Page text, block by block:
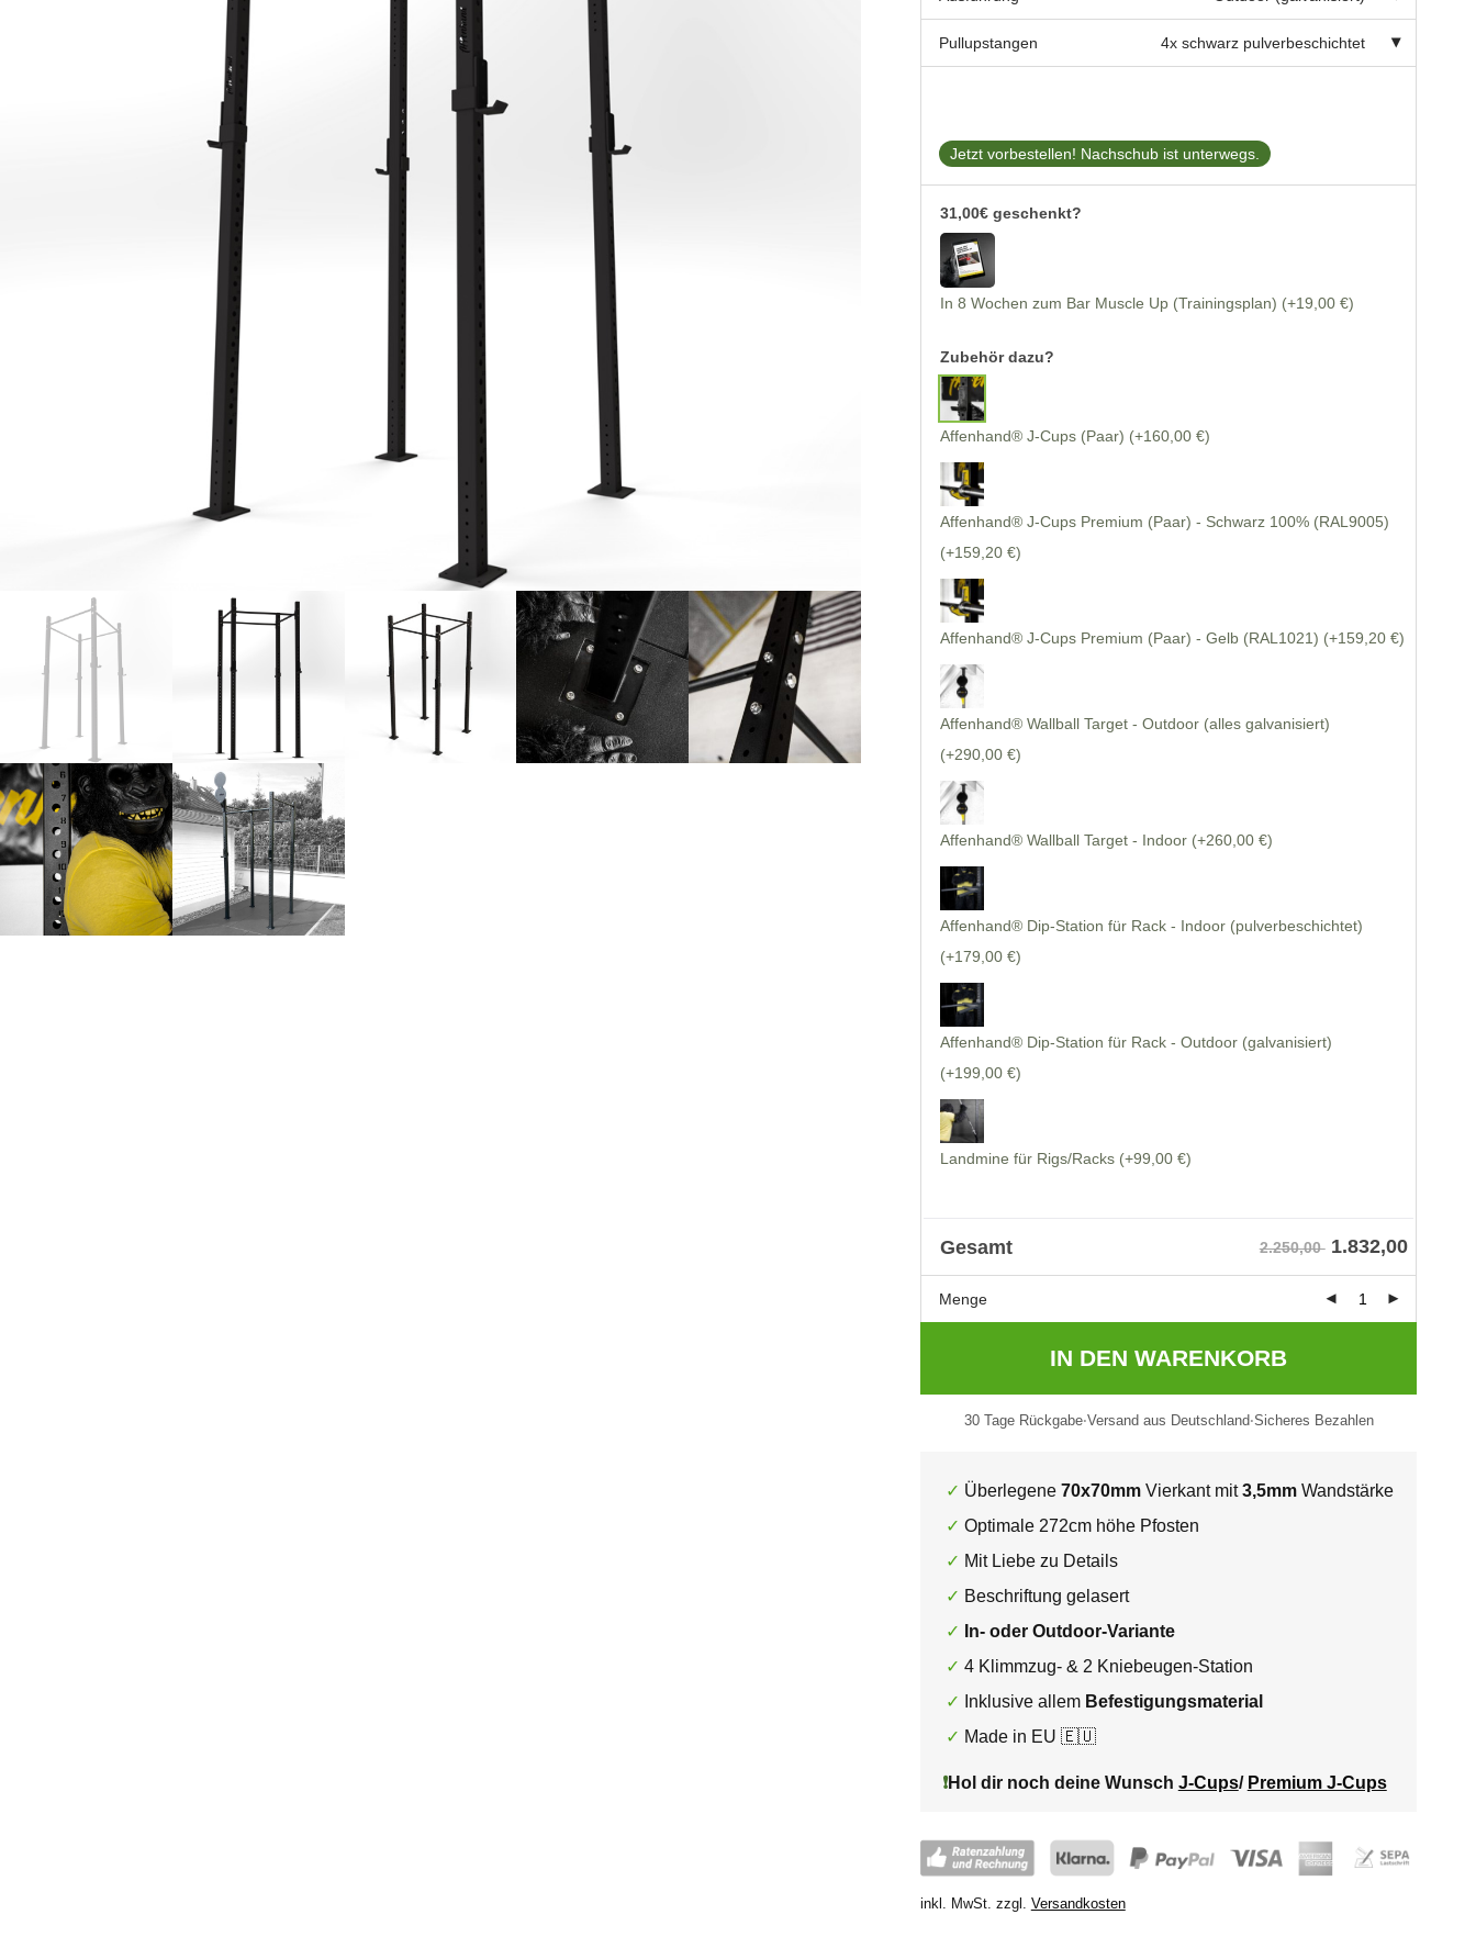
Pullupstangen 4x schwarz pulverbeschichtet
Jetzt vorbestellen! Nachschub ist unterwegs.
31,00€ geschenkt?
In 8 Wochen zum Bar Muscle Up (Trainingsplan) (+19,00 €)
Zubehör dazu?
Affenhand® J-Cups (Paar) (+160,00 €)
Affenhand® J-Cups Premium (Paar) - Schwarz 100% (RAL9005)
(+159,20 €)
Affenhand® J-Cups Premium (Paar) - Gelb (RAL1021) (+159,20 €)
Affenhand® Wallball Target - Outdoor (alles galvanisiert)
(+290,00 €)
Affenhand® Wallball Target - Indoor(+260,00 €)
Affenhand® Dip-Station für Rack - Indoor (pulverbeschichtet)
(+179,00 €)
Affenhand® Dip-Station für Rack - Outdoor (galvanisiert)
(+199,00 €)
Landmine für Rigs/Racks(+99,00 €)
Gesamt 2.250,00 1.832,00
Menge
IN DEN WARENKORB
30 Tage Rückgabe Versand aus Deutschland Sicheres Bezahlen
Überlegene 70x70mmVierkant mit3,5mmWandstärke
Optimale 272cm höhe Pfosten
Mit Liebe zu Details
Beschriftung gelasert
In- oder Outdoor-Variante
4 Klimmzug- & 2 Kniebeugen-Station
Inklusive allem Befestigungsmaterial
Made in EU 🇪🇺
❗️Hol dir noch deine Wunsch J-Cups/ Premium J-Cups
inkl. MwSt. zzgl. Versandkosten